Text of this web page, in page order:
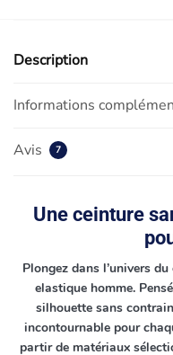
Description
Informations
Avis 7
Une ceinture
Plongez dans l’univers
elastique homme.
silhouette sans
incontournable pour
partir de matériaux